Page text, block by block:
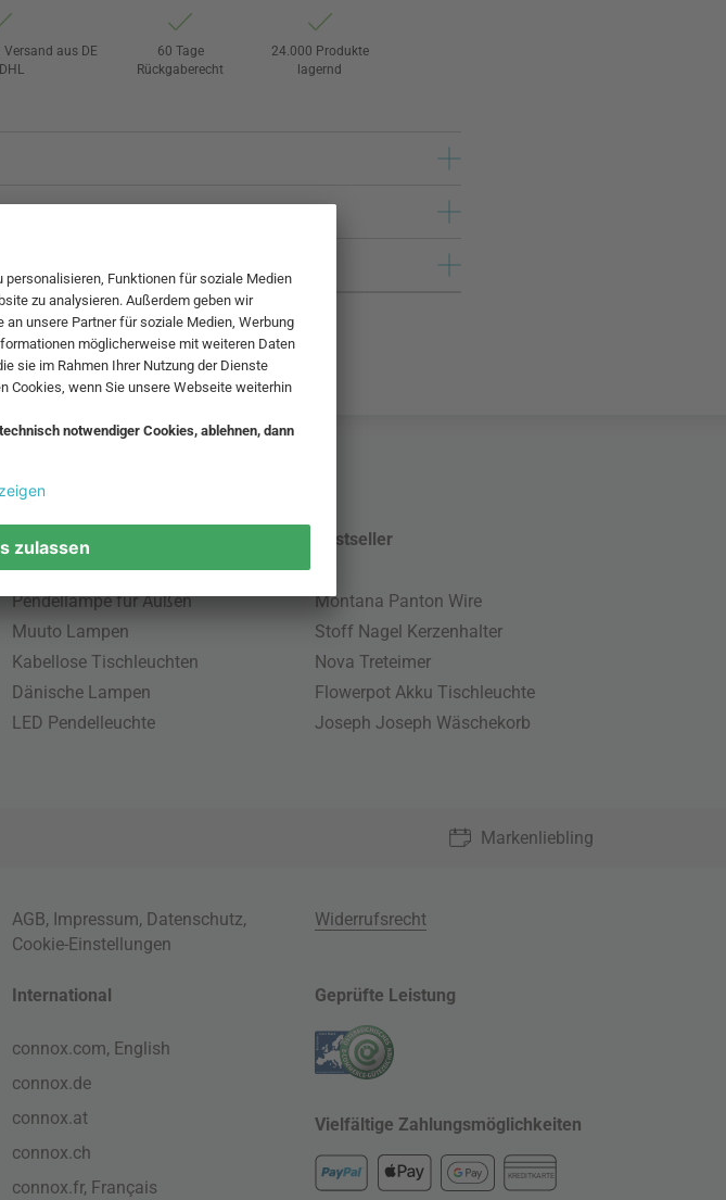
aus DE
60 Tage
Rückgaberecht
24.000 Produkte
lagernd
Beliebte Leuchten
Pendellampe für Außen
Muuto Lampen
Kabellose Tischleuchten
Dänische Lampen
LED Pendelleuchte
Bestseller
Montana Panton Wire
Stoff Nagel Kerzenhalter
Nova Treteimer
Flowerpot Akku Tischleuchte
Joseph Joseph Wäschekorb
Markenliebling
AGB, Impressum, Datenschutz,
Cookie-Einstellungen
Widerrufsrecht
International
connox.com, English
connox.de
connox.at
connox.ch
connox.fr, Français
Geprüfte Leistung
Vielfältige Zahlungsmöglichkeiten
KREDITKARTE